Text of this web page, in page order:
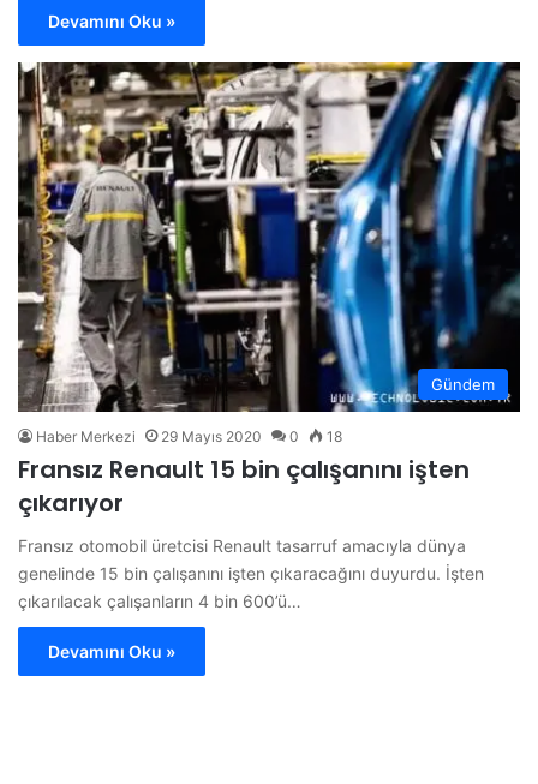
Devamını Oku »
Gündem
Haber Merkezi 29 Mayıs 2020 0 18
Fransız Renault 15 bin çalışanını işten
çıkarıyor
Fransız otomobil üretcisi Renault tasarruf amacıyla dünya
genelinde 15 bin çalışanını işten çıkaracağını duyurdu. İşten
çıkarılacak çalışanların 4 bin 600’ü…
Devamını Oku »